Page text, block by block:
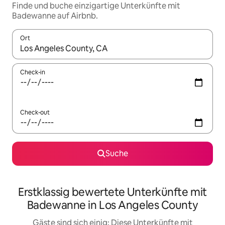
Finde und buche einzigartige Unterkünfte mit
Badewanne auf Airbnb.
Ort
Wenn Ergebnisse verfügbar sind, navigiere mit den
Check-in
Check-out
Suche
Erstklassig bewertete Unterkünfte mit
Badewanne in Los Angeles County
Gäste sind sich einig: Diese Unterkünfte mit